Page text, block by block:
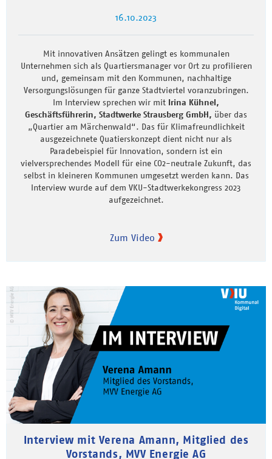
16.10.2023
Mit innovativen Ansätzen gelingt es kommunalen
Unternehmen sich als Quartiersmanager vor Ort zu profilieren
und, gemeinsam mit den Kommunen, nachhaltige
Versorgungslösungen für ganze Stadtviertel voranzubringen.
Im Interview sprechen wir mit Irina Kühnel,
Geschäftsführerin, Stadtwerke Strausberg GmbH, über das
„Quartier am Märchenwald“. Das für Klimafreundlichkeit
ausgezeichnete Quatierskonzept dient nicht nur als
Paradebeispiel für Innovation, sondern ist ein
vielversprechendes Modell für eine CO2-neutrale Zukunft, das
selbst in kleineren Kommunen umgesetzt werden kann. Das
Interview wurde auf dem VKU-Stadtwerkekongress 2023
aufgezeichnet.
Zum Video
Interview mit Verena Amann, Mitglied des
Vorstands, MVV Energie AG